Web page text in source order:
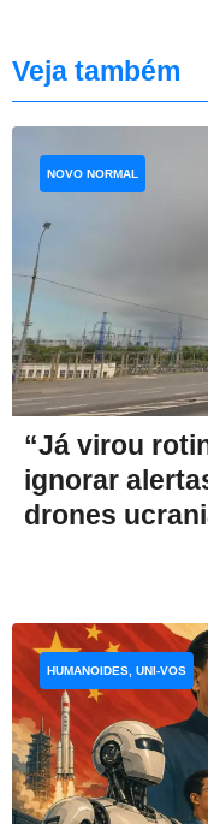
Veja também
“Já virou
ignorar
drones
NOVO NORMAL
HUMANOIDES, UNI-VOS